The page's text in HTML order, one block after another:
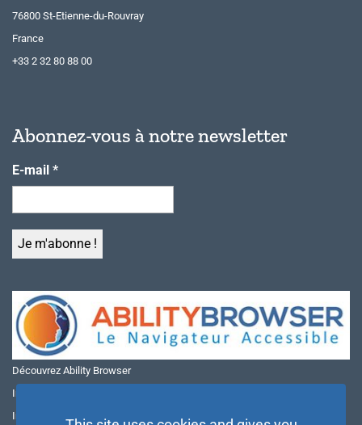
76800 St-Etienne-du-Rouvray
France
+33 2 32 80 88 00
Abonnez-vous à notre newsletter
E-mail *
Découvrez Ability Browser
Installer Ability Browser sur Windows
Installer Ability Browser sur Mac